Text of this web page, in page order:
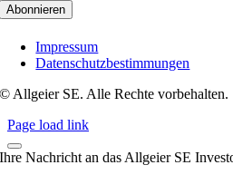
Impressum
Datenschutzbestimmungen
© Allgeier SE. Alle Rechte vorbehalten.
Page load link
Ihre Nachricht an das Allgeier SE